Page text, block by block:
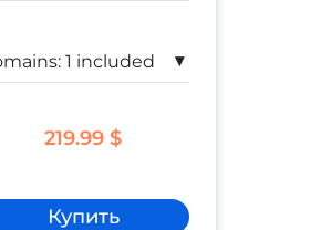
▾
219.99 $
Купить